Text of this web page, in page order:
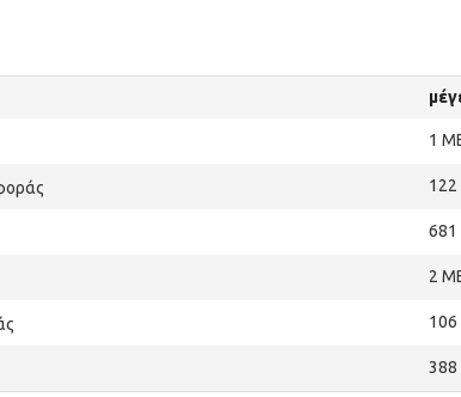
1
122
681
2
106
388